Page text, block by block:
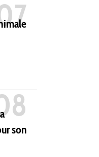
son